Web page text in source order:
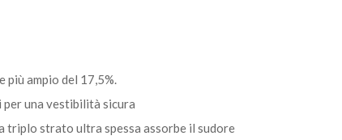
ampio del 17,5%.
una vestibilità sicura
triplo strato ultra spessa assorbe il sudore